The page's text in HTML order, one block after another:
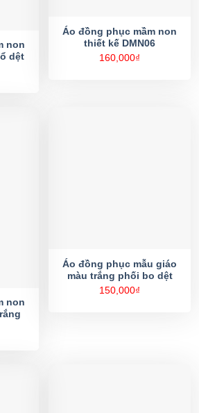
non
dệt
Áo đồng phục mầm non
thiết kế DMN06
160,000₫
non
Áo đồng phục mẫu giáo
màu trắng phối bo dệt
150,000₫